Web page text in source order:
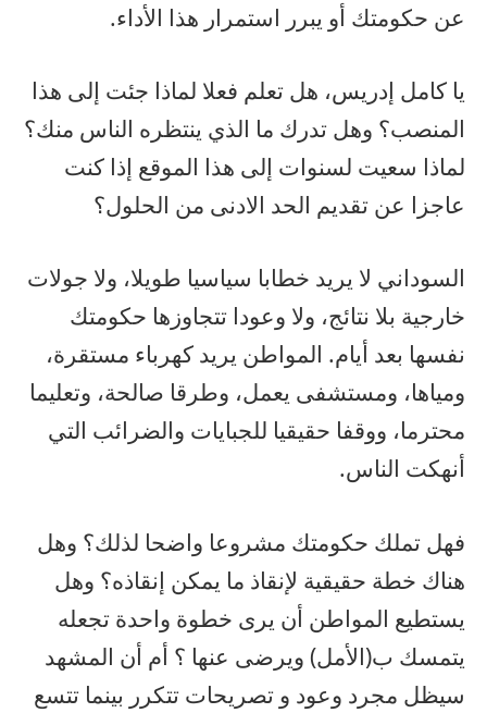
عن حكومتك أو يبرر استمرار هذا الأداء.
يا كامل إدريس، هل تعلم فعلا لماذا جئت إلى هذا
المنصب؟ وهل تدرك ما الذي ينتظره الناس منك؟
لماذا سعيت لسنوات إلى هذا الموقع إذا كنت
عاجزا عن تقديم الحد الادنى من الحلول؟
السوداني لا يريد خطابا سياسيا طويلا، ولا جولات
خارجية بلا نتائج، ولا وعودا تتجاوزها حكومتك
نفسها بعد أيام. المواطن يريد كهرباء مستقرة،
ومياها، ومستشفى يعمل، وطرقا صالحة، وتعليما
محترما، ووقفا حقيقيا للجبايات والضرائب التي
أنهكت الناس.
فهل تملك حكومتك مشروعا واضحا لذلك؟ وهل
هناك خطة حقيقية لإنقاذ ما يمكن إنقاذه؟ وهل
يستطيع المواطن أن يرى خطوة واحدة تجعله
يتمسك ب(الأمل) ويرضى عنها ؟ أم أن المشهد
سيظل مجرد وعود و تصريحات تتكرر بينما تتسع